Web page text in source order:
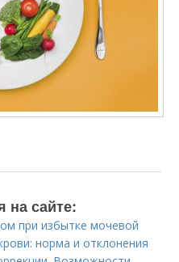
на сайте:
при избытке мочевой
норма и отклонения